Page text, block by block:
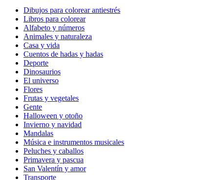
Dibujos para colorear antiestrés
Libros para colorear
Alfabeto y números
Animales y naturaleza
Casa y vida
Cuentos de hadas y hadas
Deporte
Dinosaurios
El universo
Flores
Frutas y vegetales
Gente
Halloween y otoño
Invierno y navidad
Mandalas
Música e instrumentos musicales
Peluches y caballos
Primavera y pascua
San Valentín y amor
Transporte